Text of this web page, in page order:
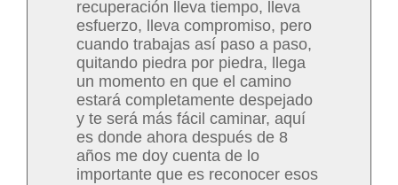
recuperación lleva tiempo, lleva
esfuerzo, lleva compromiso, pero
cuando trabajas así paso a paso,
quitando piedra por piedra, llega
un momento en que el camino
estará completamente despejado
y te será más fácil caminar, aquí
es donde ahora después de 8
años me doy cuenta de lo
importante que es reconocer esos